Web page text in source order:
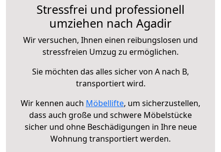
Stressfrei und professionell
umziehen nach Agadir
Wir versuchen, Ihnen einen reibungslosen und
stressfreien Umzug zu ermöglichen.
Sie möchten das alles sicher von A nach B,
transportiert wird.
Wir kennen auch Möbellifte, um sicherzustellen,
dass auch große und schwere Möbelstücke
sicher und ohne Beschädigungen in Ihre neue
Wohnung transportiert werden.